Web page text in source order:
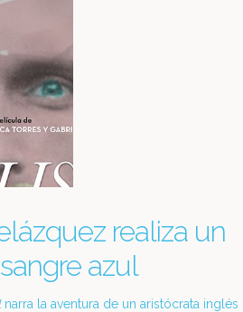
realiza un
azul
narra la aventura de un aristócrata inglés